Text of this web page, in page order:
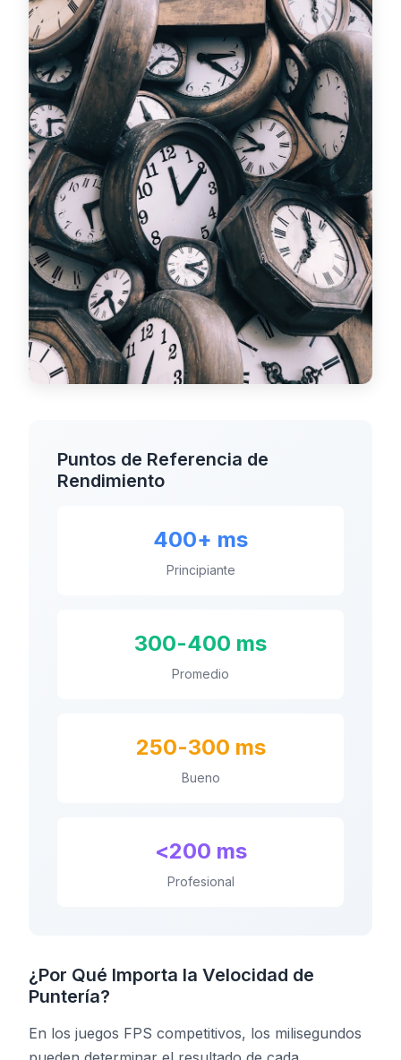
Puntos de Referencia de
Rendimiento
400+ ms
Principiante
300-400 ms
Promedio
250-300 ms
Bueno
<200 ms
Profesional
¿Por Qué Importa la Velocidad de
Puntería?
En los juegos FPS competitivos, los milisegundos